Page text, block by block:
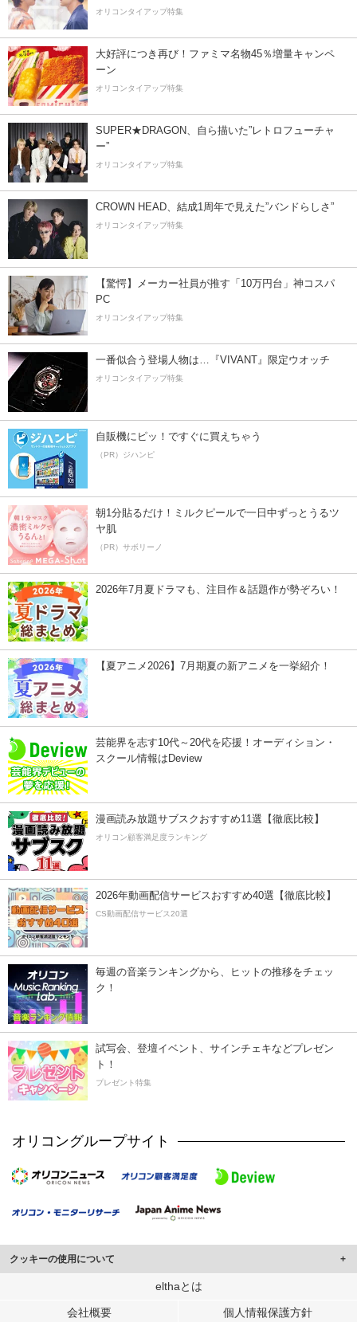
オリコンタイアップ特集
大好評につき再び！ファミマ名物45％増量キャンペ
ーン
オリコンタイアップ特集
SUPER★DRAGON、自ら描いた”レトロフューチャ
ー”
オリコンタイアップ特集
CROWN HEAD、結成1周年で見えた”バンドらしさ”
オリコンタイアップ特集
【驚愕】メーカー社員が推す「10万円台」神コスパ
PC
オリコンタイアップ特集
一番似合う登場人物は…『VIVANT』限定ウオッチ
オリコンタイアップ特集
自販機にピッ！ですぐに買えちゃう
（PR）ジハンピ
朝1分貼るだけ！ミルクピールで一日中ずっとうるツ
ヤ肌
（PR）サボリーノ
2026年7月夏ドラマも、注目作＆話題作が勢ぞろい！
【夏アニメ2026】7月期夏の新アニメを一挙紹介！
芸能界を志す10代～20代を応援！オーディション・
スクール情報はDeview
漫画読み放題サブスクおすすめ11選【徹底比較】
オリコン顧客満足度ランキング
2026年動画配信サービスおすすめ40選【徹底比較】
CS動画配信サービス20選
毎週の音楽ランキングから、ヒットの推移をチェッ
ク！
試写会、登壇イベント、サインチェキなどプレゼン
ト！
プレゼント特集
オリコングループサイト
クッキーの使用について
このサイトでは Cookie を使用して、ユーザーに合わせたコンテンツや広告の
行っています。
elthaとは
会社概要 個人情報保護方針